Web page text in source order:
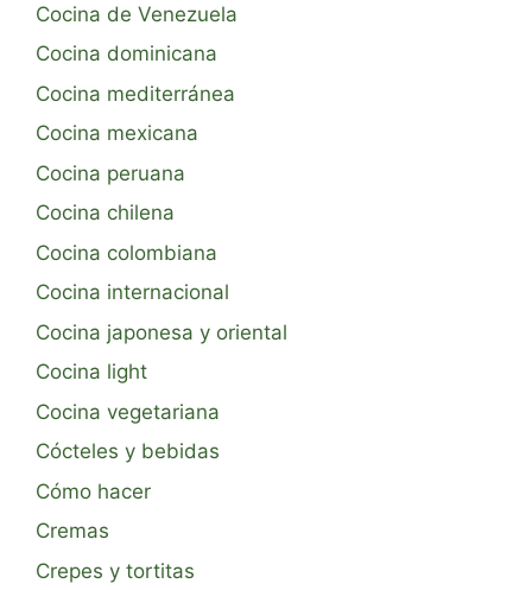
Cocina de Venezuela
Cocina dominicana
Cocina mediterránea
Cocina mexicana
Cocina peruana
Cocina chilena
Cocina colombiana
Cocina internacional
Cocina japonesa y oriental
Cocina light
Cocina vegetariana
Cócteles y bebidas
Cómo hacer
Cremas
Crepes y tortitas